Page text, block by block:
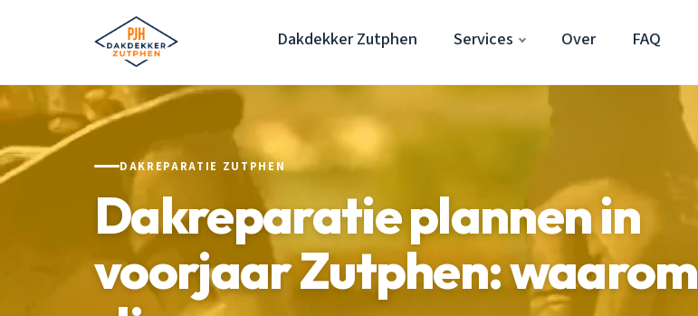
Dakdekker Zutphen Services Over FAQ
DAKREPARATIE ZUTPHEN
Dakreparatie plannen in
voorjaar Zutphen: waarom